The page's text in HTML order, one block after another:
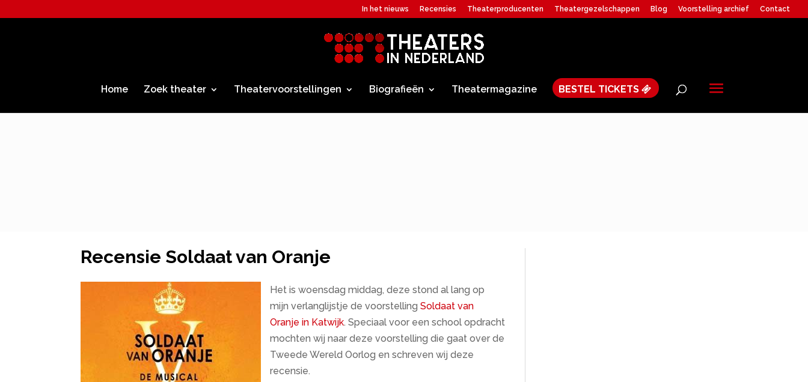
In het nieuws Recensies Theaterproducenten Theatergezelschappen Blog Voorstelling archief Contact
Home Zoek theater Theatervoorstellingen Biografieën Theatermagazine BESTEL TICKETS
Recensie Soldaat van Oranje
Het is woensdag middag, deze stond al lang op
mijn verlanglijstje de voorstellingSoldaat van
Oranje in Katwijk. Speciaal voor een school opdracht
mochten wij naar deze voorstelling die gaat over de
Tweede Wereld Oorlog en schreven wij deze
recensie.